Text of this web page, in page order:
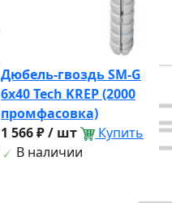
Дюбель-гвоздь SM-G
6x40 Tech KREP (2000
промфасовка)
1 566 ₽ / шт
Купить
В наличии